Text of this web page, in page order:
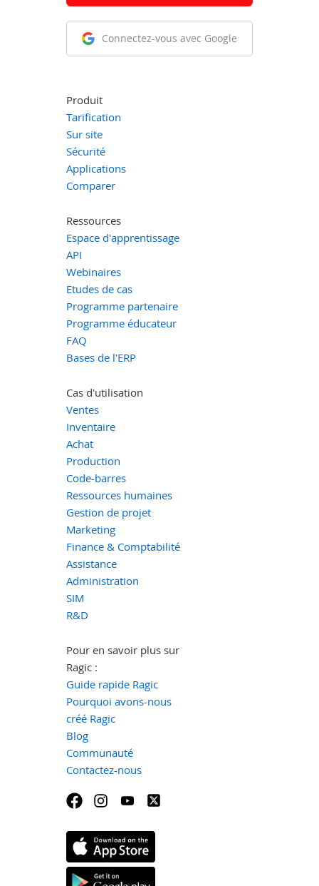
Connectez-vous avec Google
Produit
Tarification
Sur site
Sécurité
Applications
Comparer
Ressources
Espace d'apprentissage
API
Webinaires
Etudes de cas
Programme partenaire
Programme éducateur
FAQ
Bases de l'ERP
Cas d'utilisation
Ventes
Inventaire
Achat
Production
Code-barres
Ressources humaines
Gestion de projet
Marketing
Finance & Comptabilité
Assistance
Administration
SIM
R&D
Pour en savoir plus sur
Ragic :
Guide rapide Ragic
Pourquoi avons-nous
créé Ragic
Blog
Communauté
Contactez-nous